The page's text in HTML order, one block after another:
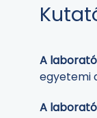
A
egyetemi
A